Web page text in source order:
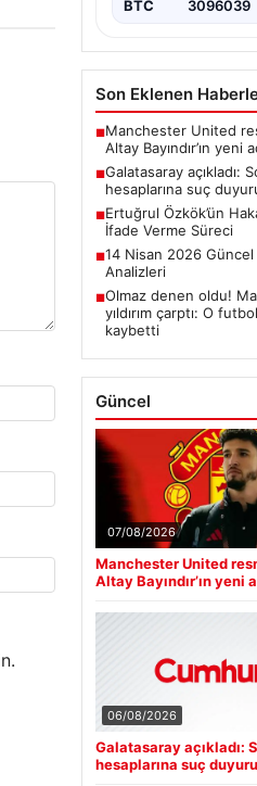
BTC 3096039
Son Eklenen
■Manchester United
Altay Bayındır’ın yeni
■Galatasaray açıkladı:
hesaplarına suç
■Ertuğrul Özkök’ün
İfade Verme Süreci
■14 Nisan 2026 Güncel
Analizleri
■Olmaz denen oldu!
yıldırım çarptı: O
kaybetti
Güncel
07/08/2026
Manchester United
Altay Bayındır’ın yeni
06/08/2026
Galatasaray açıkladı:
hesaplarına suç